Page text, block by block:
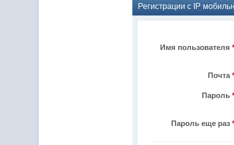
Регистрации с IP
Имя пользователя
Почта
Пароль
Пароль еще раз